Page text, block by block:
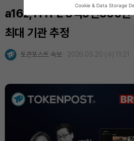
a16z, HYPE 3억5천600만
최대 기관 추정
토큰포스트 속보 2026.05.20 (수) 11:21
Cookie & Data Storage